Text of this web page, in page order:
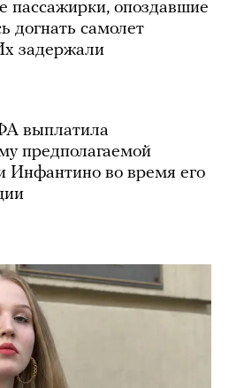
пассажирки, опоздавшие
догнать самолет
задержали
выплатила
предполагаемой
во время его